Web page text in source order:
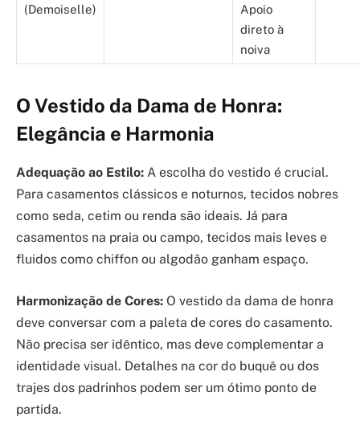
(Demoiselle)
Apoio
direto à
noiva
O Vestido da Dama de Honra:
Elegância e Harmonia
Adequação ao Estilo: A escolha do vestido é crucial.
Para casamentos clássicos e noturnos, tecidos nobres
como seda, cetim ou renda são ideais. Já para
casamentos na praia ou campo, tecidos mais leves e
fluidos como chiffon ou algodão ganham espaço.
Harmonização de Cores: O vestido da dama de honra
deve conversar com a paleta de cores do casamento.
Não precisa ser idêntico, mas deve complementar a
identidade visual. Detalhes na cor do buquê ou dos
trajes dos padrinhos podem ser um ótimo ponto de
partida.